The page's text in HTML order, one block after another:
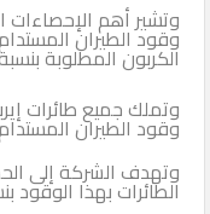
وقود الطيران
الكربون المطلوبة بنسبة
وتملك جميع طائرات
وقود الطيران المستدام
وتهدف الشركة إلى
الطائرات بهذا الوقود بنسبة 100% بحلول